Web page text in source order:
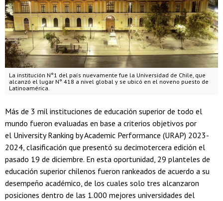
La institución N°1 del país nuevamente fue la Universidad de Chile, que
alcanzó el lugar N° 418 a nivel global y se ubicó en el noveno puesto de
Latinoamérica.
Más de 3 mil instituciones de educación superior de todo el
mundo fueron evaluadas en base a criterios objetivos por
el University Ranking by Academic Performance (URAP) 2023-
2024, clasificación que presentó su decimotercera edición el
pasado 19 de diciembre. En esta oportunidad, 29 planteles de
educación superior chilenos fueron rankeados de acuerdo a su
desempeño académico, de los cuales solo tres alcanzaron
posiciones dentro de las 1.000 mejores universidades del